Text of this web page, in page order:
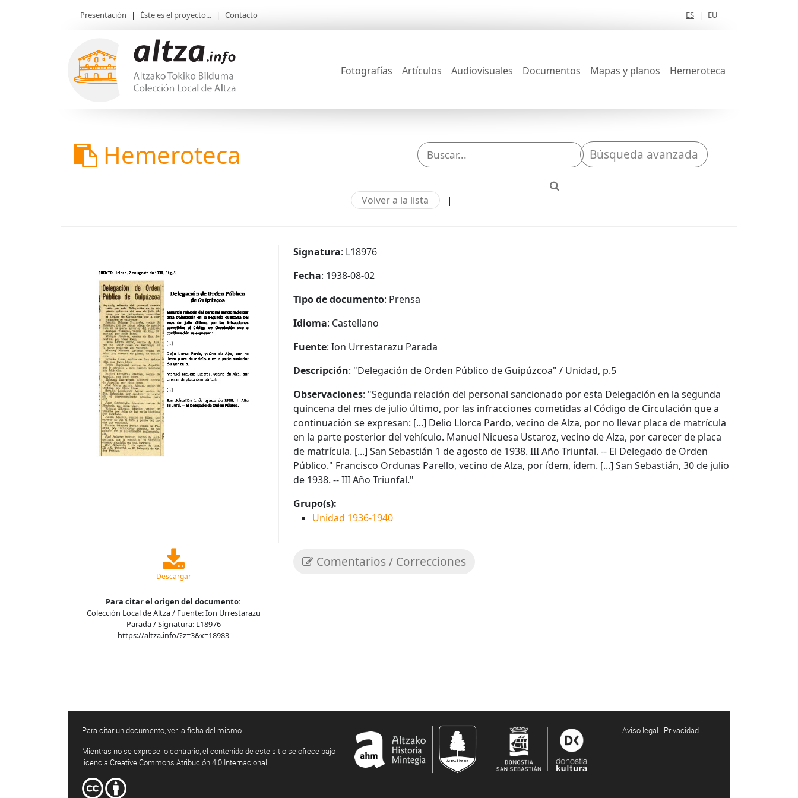
Presentación | Éste es el proyecto... | Contacto ES | EU
Fotografías Artículos Audiovisuales Documentos Mapas y planos Hemeroteca
Hemeroteca Búsqueda avanzada
Volver a la lista |
Descargar
Para citar el origen del documento:
Colección Local de Altza / Fuente: Ion Urrestarazu
Parada / Signatura: L18976
https://altza.info/?z=3&x=18983
Signatura: L18976
Fecha: 1938-08-02
Tipo de documento: Prensa
Idioma: Castellano
Fuente: Ion Urrestarazu Parada
Descripción: "Delegación de Orden Público de Guipúzcoa" / Unidad, p.5
Observaciones: "Segunda relación del personal sancionado por esta Delegación en la segunda
quincena del mes de julio último, por las infracciones cometidas al Código de Circulación que a
continuación se expresan: [...] Delio Llorca Pardo, vecino de Alza, por no llevar placa de matrícula
en la parte posterior del vehículo. Manuel Nicuesa Ustaroz, vecino de Alza, por carecer de placa
de matrícula. [...] San Sebastián 1 de agosto de 1938. III Año Triunfal. -- El Delegado de Orden
Público." Francisco Ordunas Parello, vecino de Alza, por ídem, ídem. [...] San Sebastián, 30 de julio
de 1938. -- III Año Triunfal."
Grupo(s):
Unidad 1936-1940
Comentarios / Correcciones
Para citar un documento, ver la ficha del mismo.
Mientras no se exprese lo contrario, el contenido de este sitio se ofrece bajo
licencia Creative Commons Atribución 4.0 Internacional
Aviso legal | Privacidad